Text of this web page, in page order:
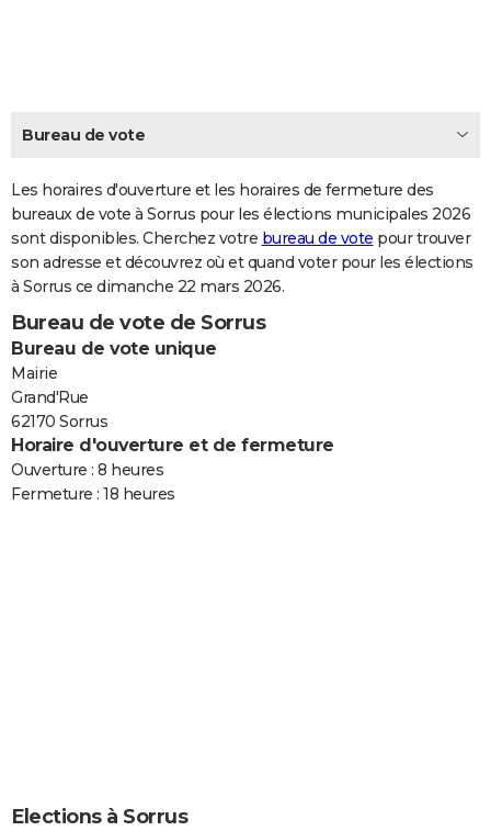
Carte de Noël
Carte Bonne année
Carte Saint-Valentin
Carte Pâques
Carte d'anniversaire
DICTIONNAIRE
Dictionnaire
Biographies
Citations
Expressions
Proverbes
PROGRAMME TV
COPAINS D'AVANT
S'inscrire
Se connecter
Lycées
Collèges
Primaires
Universités
Entreprises
Service militaire
Avis de recherche
AVIS DE DÉCÈS
FORUM
Bricolage
Lifestyle
Culture
Sport
Auto
Television
Voyage
Cinema
Bureau de vote
Les horaires d'ouverture et les horaires de fermeture des
bureaux de vote à Sorrus pour les élections municipales 2026
sont disponibles. Cherchez votre bureau de vote pour trouver
son adresse et découvrez où et quand voter pour les élections
à Sorrus ce dimanche 22 mars 2026.
Bureau de vote de Sorrus
Bureau de vote unique
Mairie
Grand'Rue
62170 Sorrus
Horaire d'ouverture et de fermeture
Ouverture : 8 heures
Fermeture : 18 heures
Elections à Sorrus